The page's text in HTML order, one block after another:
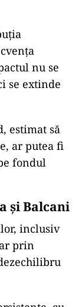
nu se
se extinde
estimat să
ar putea fi
fondul
și Balcani
inclusiv
prin